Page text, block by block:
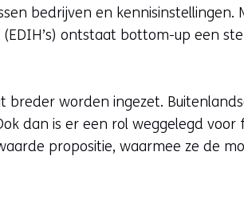
bedrijven en kennisinstellingen.
ontstaat bottom-up een
worden ingezet.
dan is er een rol weggelegd voor
propositie, waarmee ze de